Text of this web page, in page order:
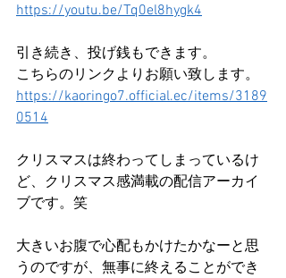
https://youtu.be/Tq0el8hygk4
引き続き、投げ銭もできます。
こちらのリンクよりお願い致します。
https://kaoringo7.official.ec/items/3189
0514
クリスマスは終わってしまっているけ
ど、クリスマス感満載の配信アーカイ
ブです。笑
大きいお腹で心配もかけたかなーと思
うのですが、無事に終えることができ